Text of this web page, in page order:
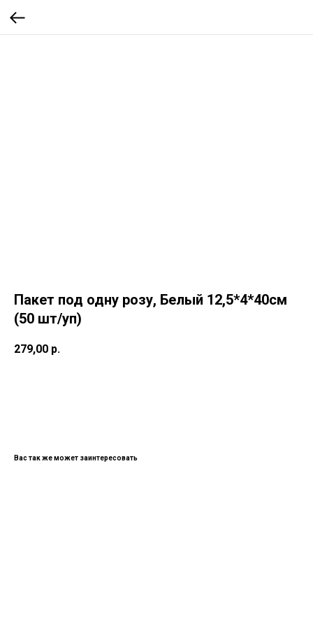
Пакет под одну розу, Белый 12,5*4*40см
(50 шт/уп)
279,00 р.
Вас так же может заинтересовать